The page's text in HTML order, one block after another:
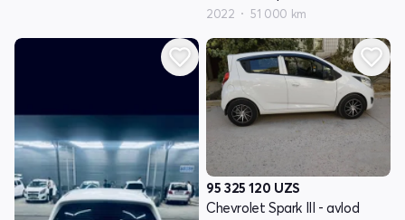
2022 51 000 km
95 325 120 UZS
Chevrolet Spark III - avlod